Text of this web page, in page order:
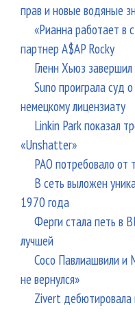
прав и новые водяные
«Рианна работает в
партнер A$AP Rocky
Гленн Хьюз
Suno проиграла суд
немецкому лицензиату
Linkin Park показал
«Unshatter»
РАО потребовало от
В сеть выложен
1970 года
Ферги стала петь в
лучшей
Сосо Павлиашвили и
не вернулся»
Zivert дебютировала